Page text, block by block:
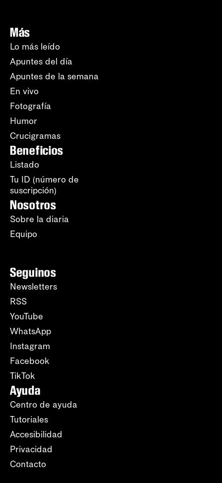
Más
Lo más leído
Apuntes del día
Apuntes de la semana
En vivo
Fotografía
Humor
Crucigramas
Beneficios
Listado
Tu ID (número de
suscripción)
Nosotros
Sobre la diaria
Equipo
Seguinos
Newsletters
RSS
YouTube
WhatsApp
Instagram
Facebook
TikTok
Ayuda
Centro de ayuda
Tutoriales
Accesibilidad
Privacidad
Contacto